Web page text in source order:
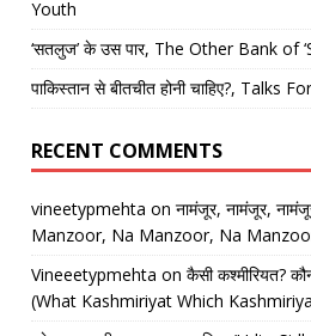
Youth
‘सतलुज’ के उस पार, The Other Bank of
पाकिस्तान से बीतचीत होनी चाहिए?, Talks
RECENT COMMENTS
vineetypmehta on नामंजूर, नामंजूर,
Manzoor, Na Manzoor, Na
Vineeetypmehta on कैसी कश्मीरियत?
(What Kashmiriyat Which